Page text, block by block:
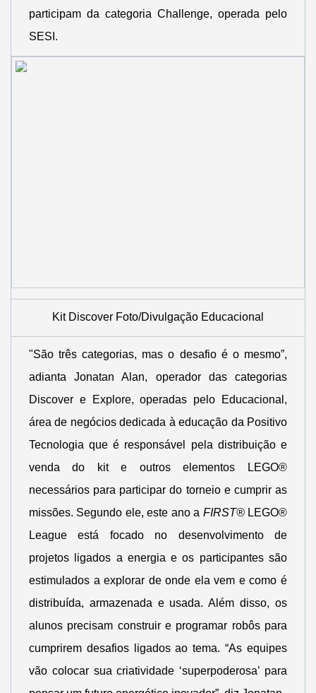
participam da categoria Challenge, operada pelo
SESI.
Kit Discover Foto/Divulgação Educacional
"São três categorias, mas o desafio é o mesmo”,
adianta Jonatan Alan, operador das categorias
Discover e Explore, operadas pelo Educacional,
área de negócios dedicada à educação da Positivo
Tecnologia que é responsável pela distribuição e
venda do kit e outros elementos LEGO®
necessários para participar do torneio e cumprir as
missões. Segundo ele, este ano a FIRST®LEGO®
League está focado no desenvolvimento de
projetos ligados a energia e os participantes são
estimulados a explorar de onde ela vem e como é
distribuída, armazenada e usada. Além disso, os
alunos precisam construir e programar robôs para
cumprirem desafios ligados ao tema. “As equipes
vão colocar sua criatividade ‘superpoderosa’ para